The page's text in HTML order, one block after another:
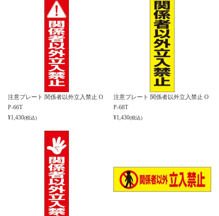
注意プレート 関係者以外立入禁止 O
P-66T
¥1,430(税込)
注意プレート 関係者以外立入禁止 O
P-68T
¥1,430(税込)